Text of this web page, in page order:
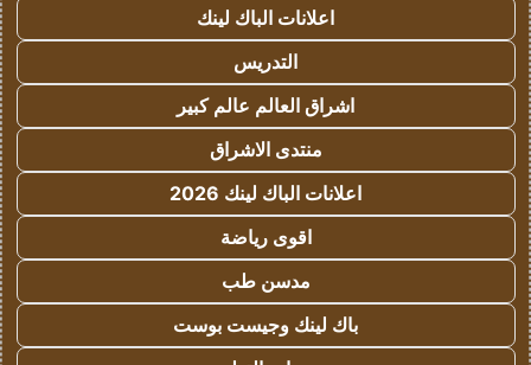
اعلانات الباك لينك
التدريس
اشراق العالم عالم كبير
منتدى الاشراق
اعلانات الباك لينك 2026
اقوى رياضة
مدسن طب
باك لينك وجيست بوست